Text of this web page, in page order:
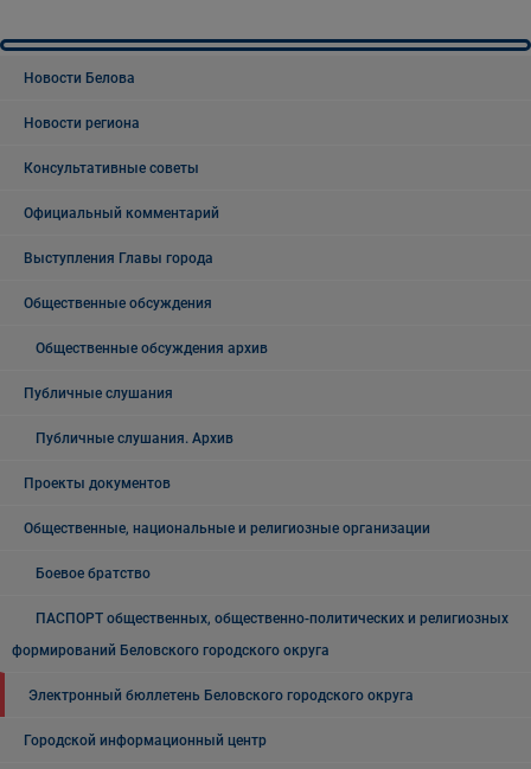
Новости Белова
Новости региона
Консультативные советы
Официальный комментарий
Выступления Главы города
Общественные обсуждения
Общественные обсуждения архив
Публичные слушания
Публичные слушания. Архив
Проекты документов
Общественные, национальные и религиозные организации
Боевое братство
ПАСПОРТ общественных, общественно-политических и религиозных
формирований Беловского городского округа
Электронный бюллетень Беловского городского округа
Городской информационный центр